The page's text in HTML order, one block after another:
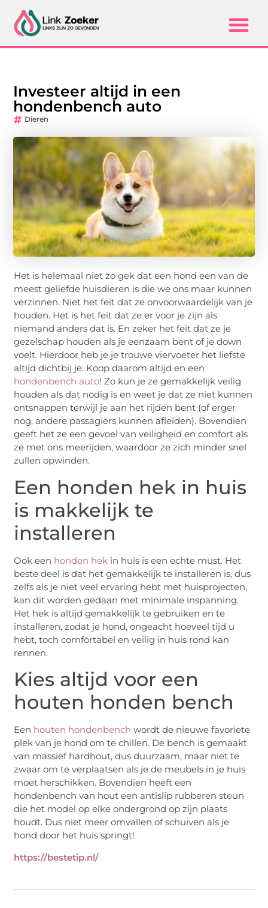
Investeer altijd in een
hondenbench auto
Dieren
Het is helemaal niet zo gek dat een hond een van de
meest geliefde huisdieren is die we ons maar kunnen
verzinnen. Niet het feit dat ze onvoorwaardelijk van je
houden. Het is het feit dat ze er voor je zijn als
niemand anders dat is. En zeker het feit dat ze je
gezelschap houden als je eenzaam bent of je down
voelt. Hierdoor heb je je trouwe viervoeter het liefste
altijd dichtbij je. Koop daarom altijd en een
hondenbench auto! Zo kun je ze gemakkelijk veilig
houden als dat nodig is en weet je dat ze niet kunnen
ontsnappen terwijl je aan het rijden bent (of erger
nog, andere passagiers kunnen afleiden). Bovendien
geeft het ze een gevoel van veiligheid en comfort als
ze met ons meerijden, waardoor ze zich minder snel
zullen opwinden.
Een honden hek in huis
is makkelijk te
installeren
Ook een honden hek in huis is een echte must. Het
beste deel is dat het gemakkelijk te installeren is, dus
zelfs als je niet veel ervaring hebt met huisprojecten,
kan dit worden gedaan met minimale inspanning.
Het hek is altijd gemakkelijk te gebruiken en te
installeren, zodat je hond, ongeacht hoeveel tijd u
hebt, toch comfortabel en veilig in huis rond kan
rennen.
Kies altijd voor een
houten honden bench
Een houten hondenbench wordt de nieuwe favoriete
plek van je hond om te chillen. De bench is gemaakt
van massief hardhout, dus duurzaam, maar niet te
zwaar om te verplaatsen als je de meubels in je huis
moet herschikken. Bovendien heeft een
hondenbench van hout een antislip rubberen steun
die het model op elke ondergrond op zijn plaats
houdt. Dus niet meer omvallen of schuiven als je
hond door het huis springt!
https://bestetip.nl/